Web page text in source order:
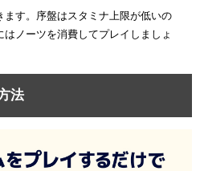
ます。序盤はスタミナ上限が低いの
ノーツを消費してプレイしましょ
法